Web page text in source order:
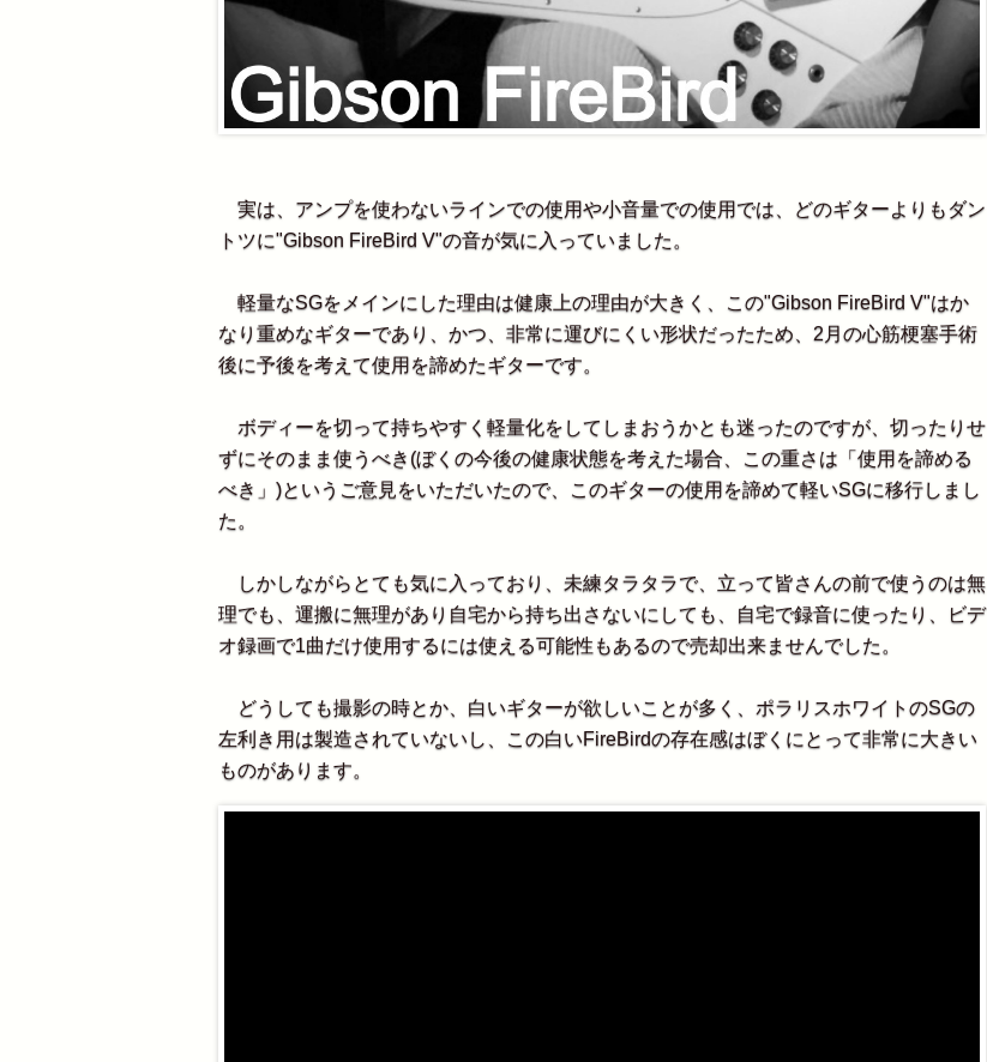
実は、アンプを使わないラインでの使用や小音量での使用では、どのギターよりもダン
トツに"Gibson FireBird V"の音が気に入っていました。
軽量なSGをメインにした理由は健康上の理由が大きく、この"Gibson FireBird V"はか
なり重めなギターであり、かつ、非常に運びにくい形状だったため、2月の心筋梗塞手術
後に予後を考えて使用を諦めたギターです。
ボディーを切って持ちやすく軽量化をしてしまおうかとも迷ったのですが、切ったりせ
ずにそのまま使うべき(ぼくの今後の健康状態を考えた場合、この重さは「使用を諦める
べき」)というご意見をいただいたので、このギターの使用を諦めて軽いSGに移行しまし
た。
しかしながらとても気に入っており、未練タラタラで、立って皆さんの前で使うのは無
理でも、運搬に無理があり自宅から持ち出さないにしても、自宅で録音に使ったり、ビデ
オ録画で1曲だけ使用するには使える可能性もあるので売却出来ませんでした。
どうしても撮影の時とか、白いギターが欲しいことが多く、ポラリスホワイトのSGの
左利き用は製造されていないし、この白いFireBirdの存在感はぼくにとって非常に大きい
ものがあります。